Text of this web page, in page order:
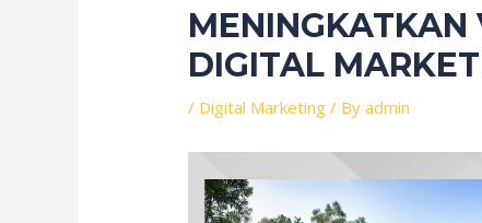
MENINGKATKAN
DIGITAL
/ Digital Marketing / Byadmin